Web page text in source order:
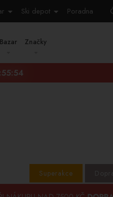
Ski depot Poradna
Bazar Značky
Superakce